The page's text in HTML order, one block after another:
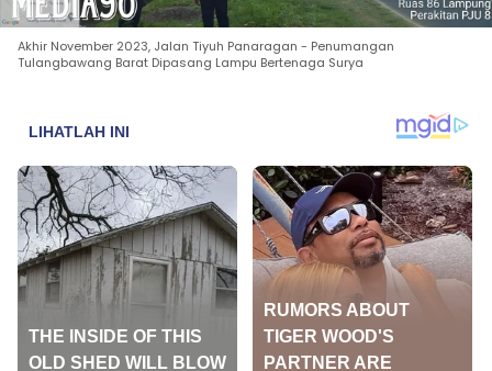
Akhir November 2023, Jalan Tiyuh Panaragan - Penumangan
Tulangbawang Barat Dipasang Lampu Bertenaga Surya